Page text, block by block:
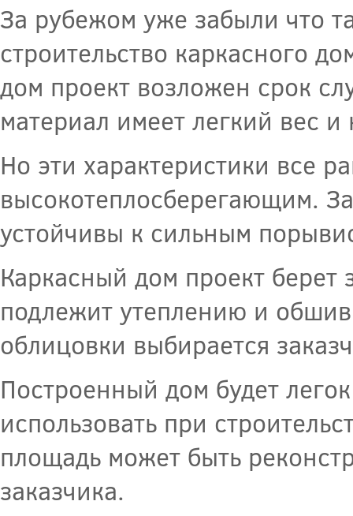
За рубежом уже забыли что
строительство каркасного
дом проект возложен срок
материал имеет легкий вес
Но эти характеристики все
высокотеплосберегающим.
устойчивы к сильным
Каркасный дом проект берет
подлежит утеплению и
облицовки выбирается
Построенный дом будет
использовать при
площадь может быть
заказчика.